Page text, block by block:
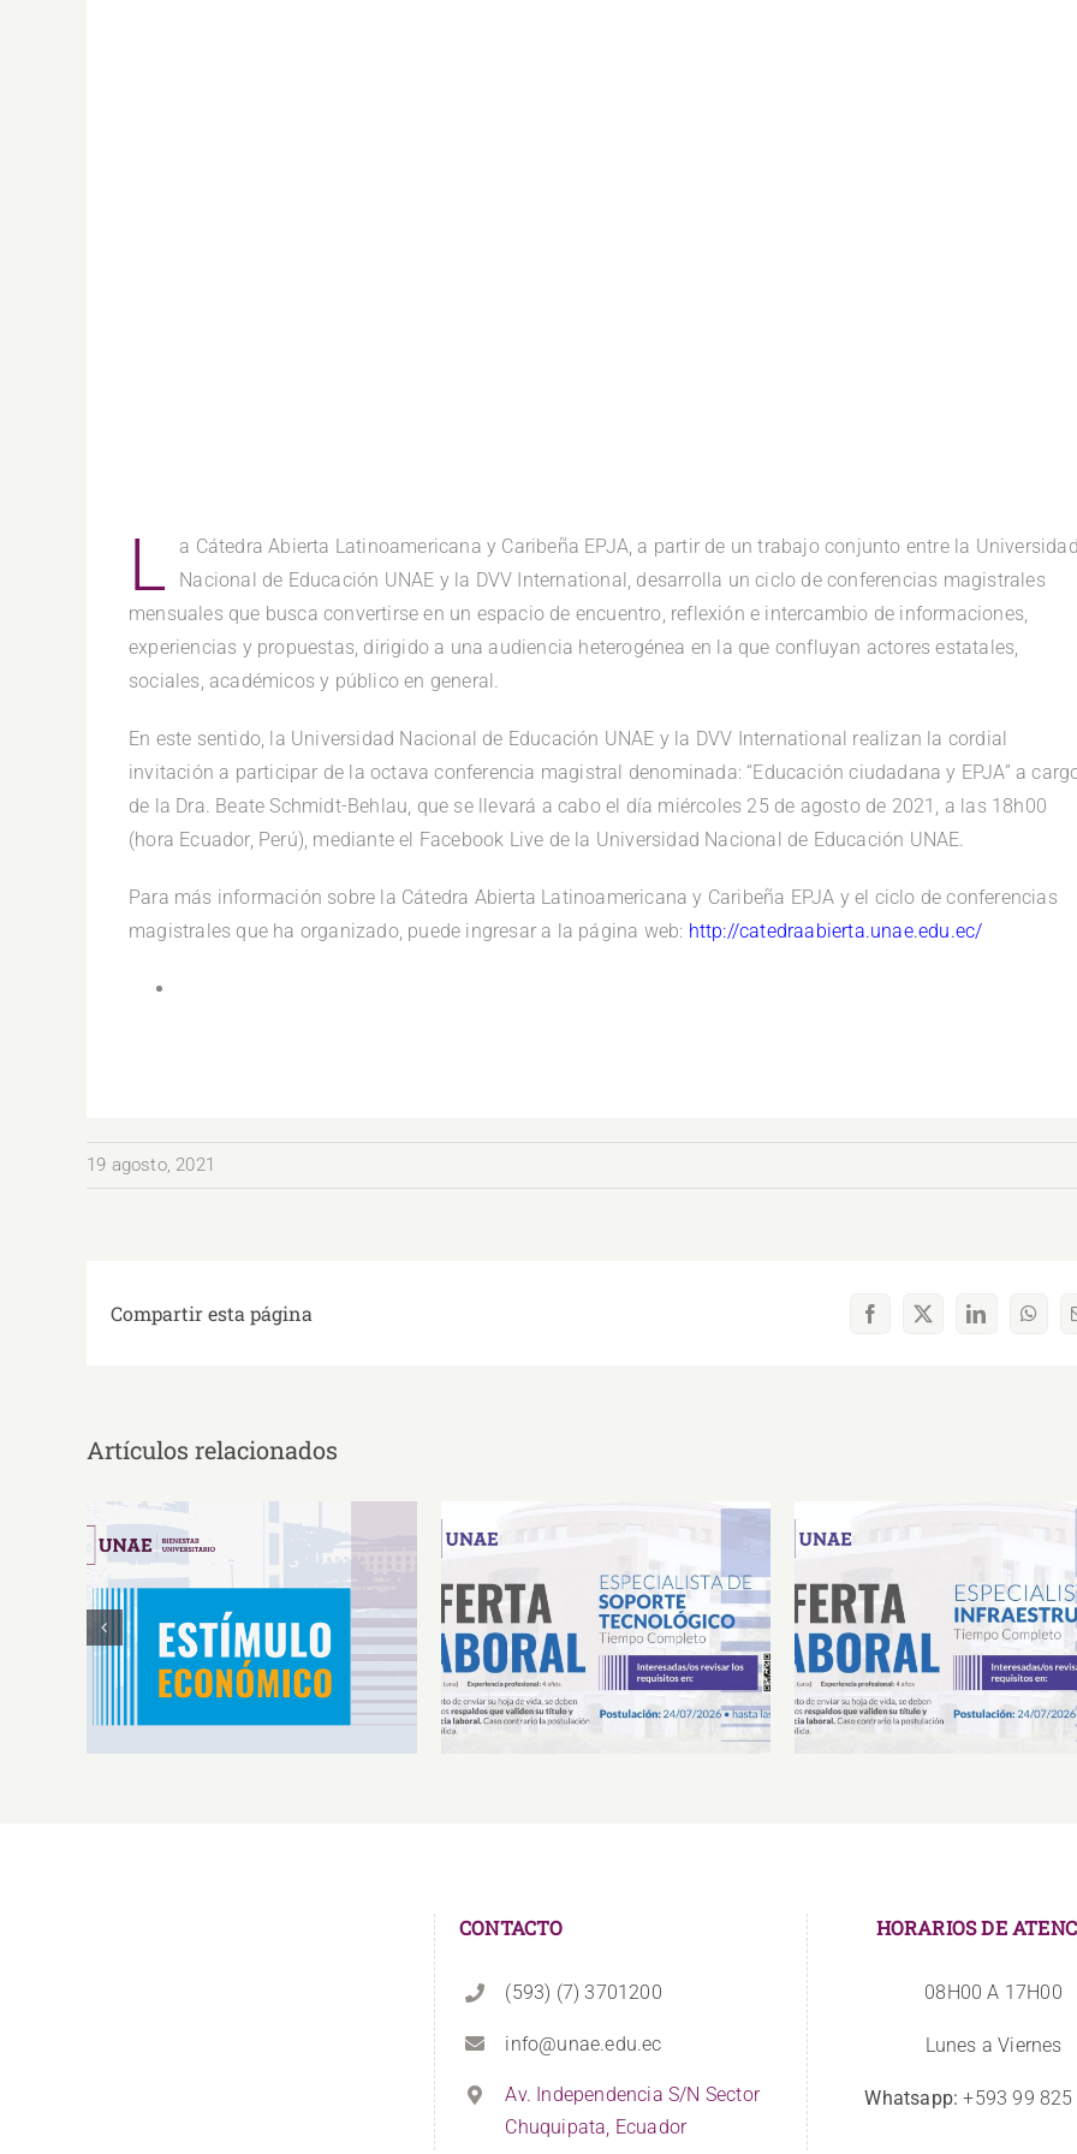
L
a Cátedra Abierta Latinoamericana y Caribeña EPJA, a partir de un trabajo conjunto entre la
Nacional de Educación UNAE y la DVV International, desarrolla un ciclo de conferencias magistrales
mensuales que busca convertirse en un espacio de encuentro, reflexión e intercambio de informaciones,
experiencias y propuestas, dirigido a una audiencia heterogénea en la que confluyan actores estatales,
sociales, académicos y público en general.
En este sentido, la Universidad Nacional de Educación UNAE y la DVV International realizan la cordial
invitación a participar de la octava conferencia magistral denominada: “Educación ciudadana y EPJA” a
de la Dra. Beate Schmidt-Behlau, que se llevará a cabo el día miércoles 25 de agosto de 2021, a las 18h00
(hora Ecuador, Perú), mediante el Facebook Live de la Universidad Nacional de Educación UNAE.
Para más información sobre la Cátedra Abierta Latinoamericana y Caribeña EPJA y el ciclo de conferencias
magistrales que ha organizado, puede ingresar a la página web: http://catedraabierta.unae.edu.ec/
19 agosto, 2021
Compartir esta página Facebook
X LinkedIn
Artículos relacionados
Estímulos Económicos para
Deportistas de Alto
Rendimiento IS2026
Oferta Laboral Especialista de
Soporte Tecnológico
Oferta Laboral Especialista
Infraestructura
CONTACTO
(593) (7) 3701200
info@unae.edu.ec
Av. Independencia S/N Sector
Chuquipata, Ecuador
HORARIOS DE
08H00 A 17H00
Lunes a Viernes
Whatsapp: +593 99